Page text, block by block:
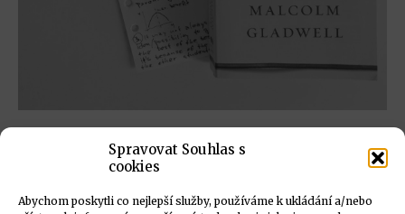
Spravovat Souhlas s
cookies
Abychom poskytli co nejlepší služby, používáme k ukládání a/nebo
A co když to byl David, kdo byl
ve výhodě?
4. 7. 2021